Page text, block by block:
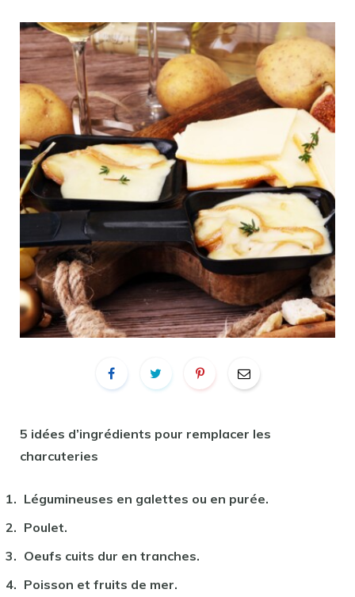
5 idées d’ingrédients pour remplacer les
charcuteries
Légumineuses en galettes ou en purée.
Poulet.
Oeufs cuits dur en tranches.
Poisson et fruits de mer.